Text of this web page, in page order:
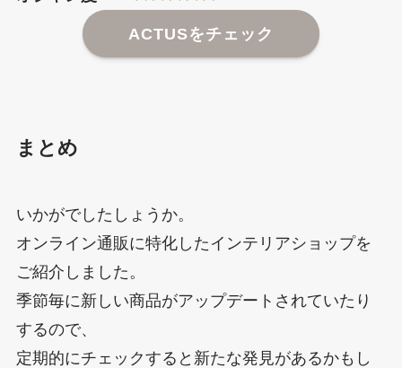
ACTUSをチェック
まとめ
いかがでしたしょうか。
オンライン通販に特化したインテリアショップを
ご紹介しました。
季節毎に新しい商品がアップデートされていたり
するので、
定期的にチェックすると新たな発見があるかもし